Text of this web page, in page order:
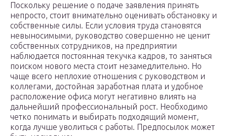
Поскольку решение о подаче заявления принять
непросто, стоит внимательно оценивать обстановку и
собственные силы. Если условия труда становятся
невыносимыми, руководство совершенно не ценит
собственных сотрудников, на предприятии
наблюдается постоянная текучка кадров, то заняться
поиском нового места стоит незамедлительно. Но
чаще всего неплохие отношения с руководством и
коллегами, достойная заработная плата и удобное
расположение офиса могут негативно влиять на
дальнейший профессиональный рост. Необходимо
четко понимать и выбирать подходящий момент,
когда лучше уволиться с работы. Предпосылок может